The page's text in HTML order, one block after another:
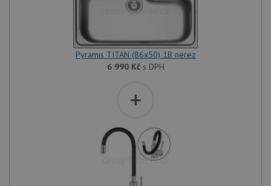
Pyramis TITAN (86x50) 1B nerez
6 990 Kčs DPH
+